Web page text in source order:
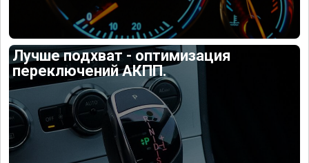
Лучше подхват - оптимизация
переключений АКПП.